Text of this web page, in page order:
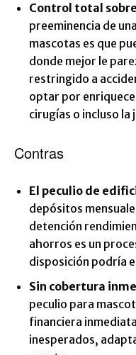
Control total
preeminencia de
mascotas es que
donde mejor le
restringido a
optar por
cirugías o incluso
Contras
El peculio de
depósitos
detención
ahorros es un
disposición podría
Sin cobertura
peculio para
financiera
inesperados,